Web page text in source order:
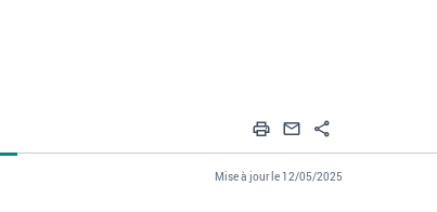
ImprimerEnvoyer par
Mise à jour le 12/05/2025